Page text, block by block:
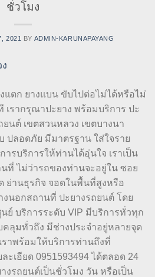
ชั่วโมง
2021 BY ADMIN-KARUNAPAYANG
แตก ยางแบน ขับไปต่อไม่ได้หรือไม่
เรากรุณาปะยาง พร้อมบริการ ปะ
นต์ เขตสวนหลวง เขตบางนา
ปลอดภัย มีมาตรฐาน ใส่ใจราย
ารบริการให้ท่านได้อุ่นใจ เราเป็น
ที่ ไม่ว่ารถของท่านจะอยู่ใน ซอย
ย่านธุรกิจ จอดในพื้นที่สูงหรือ
งนอกสถานที่ ปะยางรถยนต์ โดย
ย์ บริการระดับ VIP มีบริการทั่วทุก
คลุมทั่วถึง มีช่างประจำอยู่หลายจุด
าพร้อมให้บริการท่านถึงที่
ะเอียด 0951593494 ได้ตลอด 24
งรถยนต์เป็นชั่วโมง วัน หรือเป็น